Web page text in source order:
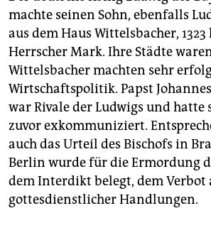
machte seinen Sohn, ebenfalls
aus dem Haus Wittelsbacher,
Herrscher Mark. Ihre Städte
Wittelsbacher machten sehr
Wirtschaftspolitik. Papst
war Rivale der Ludwigs und hatte
zuvor exkommuniziert.
auch das Urteil des Bischofs in
Berlin wurde für die Ermordung
dem Interdikt belegt, dem Verbot
gottesdienstlicher Handlungen.